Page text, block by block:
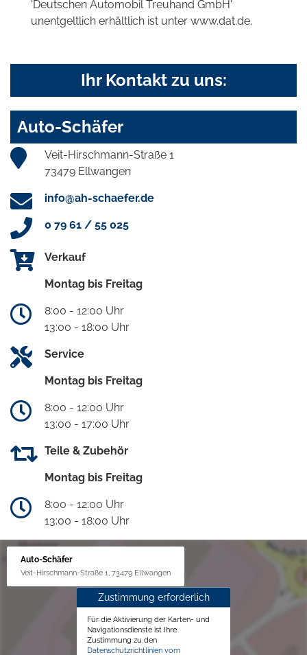
'Deutschen Automobil Treuhand GmbH'
unentgeltlich erhältlich ist unter www.dat.de.
Ihr Kontakt zu uns:
Auto-Schäfer
Veit-Hirschmann-Straße 1
73479 Ellwangen
info@ah-schaefer.de
0 79 61 / 55 025
Verkauf
Montag bis Freitag
8:00 - 12:00 Uhr
13:00 - 18:00 Uhr
Service
Montag bis Freitag
8:00 - 12:00 Uhr
13:00 - 17:00 Uhr
Teile & Zubehör
Montag bis Freitag
8:00 - 12:00 Uhr
13:00 - 18:00 Uhr
Auto-Schäfer
Veit-Hirschmann-Straße 1, 73479 Ellwangen
Zustimmung erforderlich
Für die Aktivierung der Karten- und
Navigationsdienste ist Ihre
Zustimmung zu den
Datenschutzrichtlinien vom